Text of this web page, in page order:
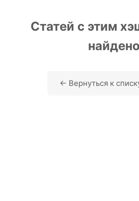
Статей с этим
найдено
← Вернуться к